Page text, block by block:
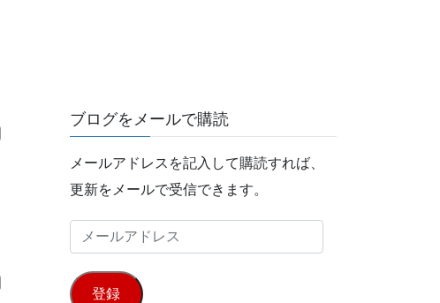
ブログをメールで購読
メールアドレスを記入して購読すれば、
更新をメールで受信できます。
ー
ル
登録